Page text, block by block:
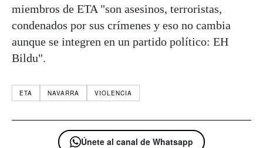
miembros de ETA "son asesinos, terroristas,
condenados por sus crímenes y eso no cambia
aunque se integren en un partido político: EH
Bildu".
ETA NAVARRA VIOLENCIA
Únete al canal de Whatsapp